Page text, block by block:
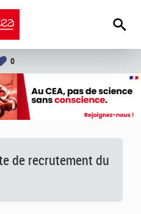
0
de recrutement du